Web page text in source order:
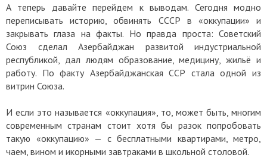
А теперь давайте перейдем к выводам. Сегодня модно
переписывать историю, обвинять СССР в «оккупации» и
закрывать глаза на факты. Но правда проста: Советский
Союз сделал Азербайджан развитой индустриальной
республикой, дал людям образование, медицину, жильё и
работу. По факту Азербайджанская ССР стала одной из
витрин Союза.
И если это называется «оккупация», то, может быть, многим
современным странам стоит хотя бы разок попробовать
такую «оккупацию» — с бесплатными квартирами, метро,
чаем, вином и икорными завтраками в школьной столовой.